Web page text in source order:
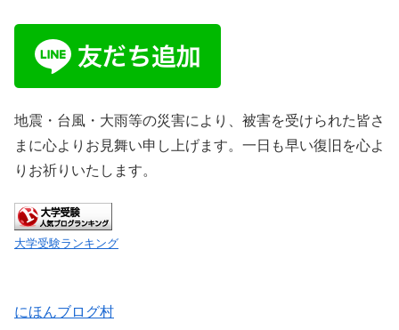
地震・台風・大雨等の災害により、被害を受けられた皆さ
まに心よりお見舞い申し上げます。一日も早い復旧を心よ
りお祈りいたします。
大学受験ランキング
にほんブログ村